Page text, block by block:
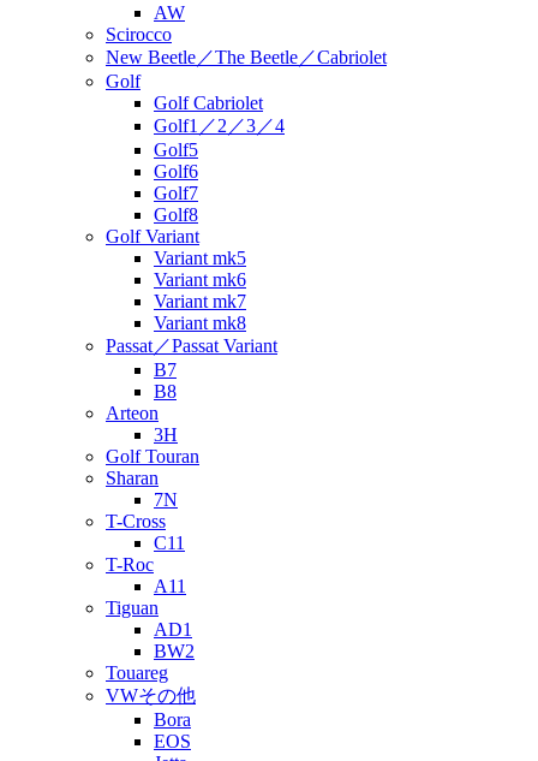
AW
Scirocco
New Beetle／The Beetle／Cabriolet
Golf
Golf Cabriolet
Golf1／2／3／4
Golf5
Golf6
Golf7
Golf8
Golf Variant
Variant mk5
Variant mk6
Variant mk7
Variant mk8
Passat／Passat Variant
B7
B8
Arteon
3H
Golf Touran
Sharan
7N
T-Cross
C11
T-Roc
A11
Tiguan
AD1
BW2
Touareg
VWその他
Bora
EOS